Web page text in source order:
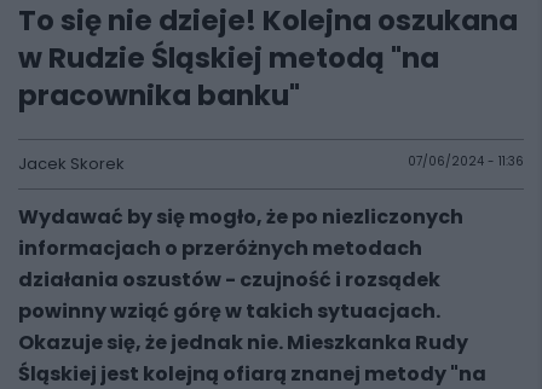
To się nie dzieje! Kolejna oszukana
w Rudzie Śląskiej metodą "na
pracownika banku"
Jacek Skorek 07/06/2024 - 11:36
Wydawać by się mogło, że po niezliczonych
informacjach o przeróżnych metodach
działania oszustów - czujność i rozsądek
powinny wziąć górę w takich sytuacjach.
Okazuje się, że jednak nie. Mieszkanka Rudy
Śląskiej jest kolejną ofiarą znanej metody "na